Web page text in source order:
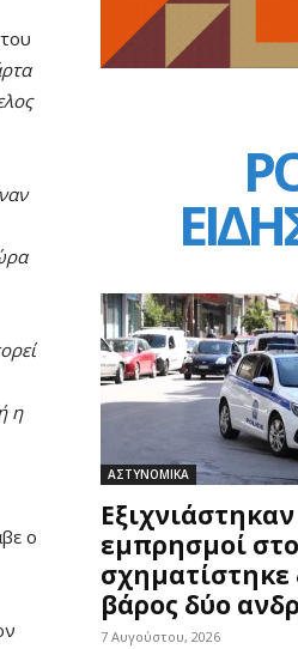
η
ο
ΑΣΤΥΝΟΜΙΚΑ
εμπρησμοί
σχηματίστηκε
βάρος δύο
7 Αυγούστου, 2026